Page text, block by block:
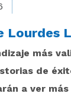
Lourdes
más
de
a ver